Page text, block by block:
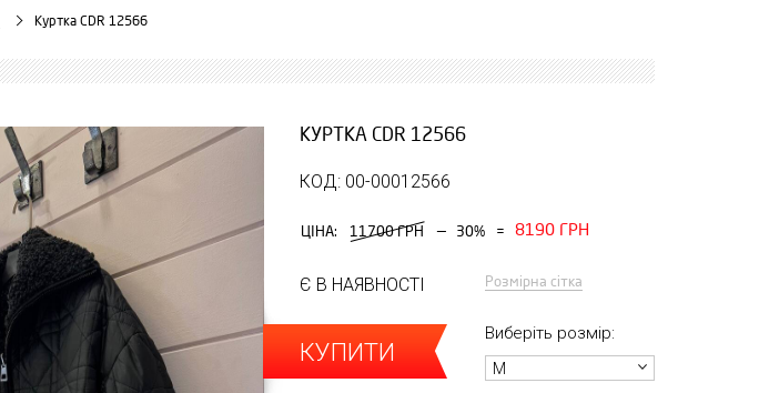
Куртка CDR 12566
КУРТКА CDR 12566
КОД: 00-00012566
ЦІНА: 11700 ГРН — 30% = 8190 ГРН
Є В НАЯВНОСТІ Розмірна сітка
КУПИТИ
Виберіть розмір:
M